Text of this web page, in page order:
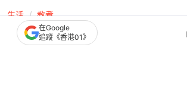
生活 教煮
微波爐禁忌｜香腸/粥/水忌
在Google
追蹤《香港01》